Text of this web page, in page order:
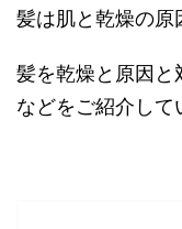
髪は肌と乾燥の原
髪を乾燥と原因と
などをご紹介して